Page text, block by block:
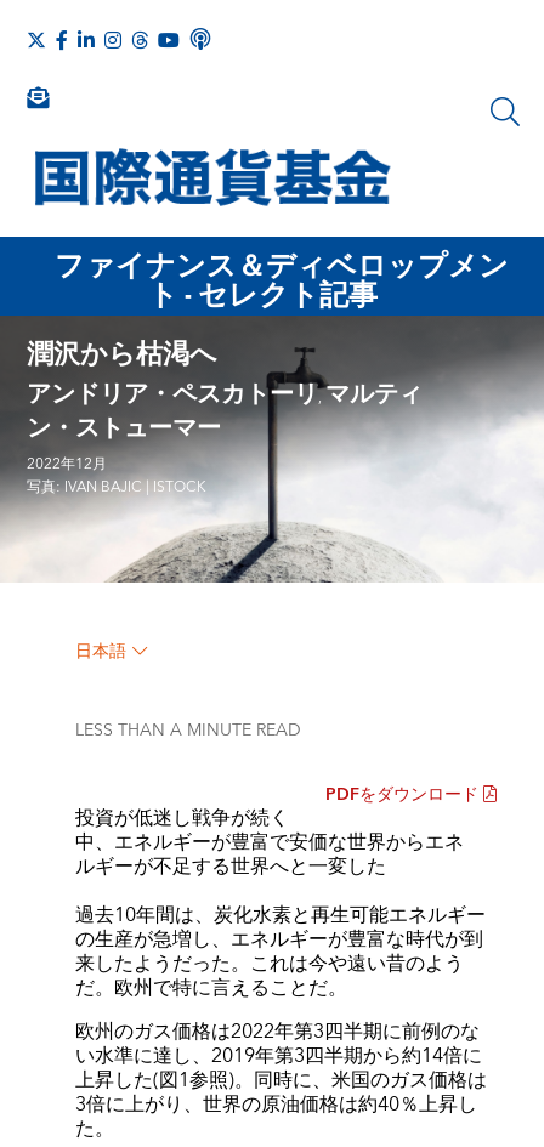
ファイナンス＆ディベロップメン
ト - セレクト記事
潤沢から枯渇へ
アンドリア・ペスカトーリ,マルティ
ン・ストューマー
2022年12月
写真: IVAN BAJIC | ISTOCK
日本語
LESS THAN A MINUTE READ
PDFをダウンロード
投資が低迷し戦争が続く
中、エネルギーが豊富で安価な世界からエネ
ルギーが不足する世界へと一変した
過去10年間は、炭化水素と再生可能エネルギー
の生産が急増し、エネルギーが豊富な時代が到
来したようだった。これは今や遠い昔のよう
だ。欧州で特に言えることだ。
欧州のガス価格は2022年第3四半期に前例のな
い水準に達し、2019年第3四半期から約14倍に
上昇した(図1参照)。同時に、米国のガス価格は
3倍に上がり、世界の原油価格は約40％上昇し
た。